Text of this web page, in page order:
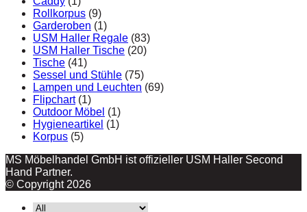
Rollkorpus (9)
Garderoben (1)
USM Haller Regale (83)
USM Haller Tische (20)
Tische (41)
Sessel und Stühle (75)
Lampen und Leuchten (69)
Flipchart (1)
Outdoor Möbel (1)
Hygieneartikel (1)
Korpus (5)
MS Möbelhandel GmbH ist offizieller USM Haller Second
Hand Partner.
© Copyright 2026